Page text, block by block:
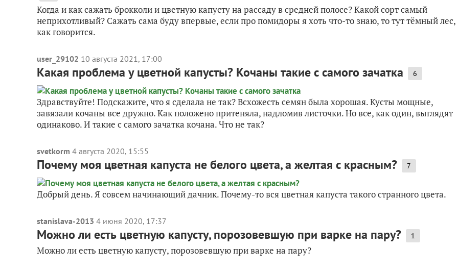
Когда и как сажать брокколи и цветную капусту на рассаду в средней полосе? Какой сорт самый
неприхотливый? Сажать сама буду впервые, если про помидоры я хоть что-то знаю, то тут тёмный лес,
как говорится.
user_29102 10 августа 2021, 17:00
Какая проблема у цветной капусты? Кочаны такие с самого зачатка 6
Здравствуйте! Подскажите, что я сделала не так? Всхожесть семян была хорошая. Кусты мощные,
завязали кочаны все дружно. Как положено притеняла, надломив листочки. Но все, как один, выглядят
одинаково. И такие с самого зачатка кочана. Что не так?
svetkorm 4 августа 2020, 15:55
Почему моя цветная капуста не белого цвета, а желтая с красным? 7
Добрый день. Я совсем начинающий дачник. Почему-то вся цветная капуста такого странного цвета.
stanislava-2013 4 июня 2020, 17:37
Можно ли есть цветную капусту, порозовевшую при варке на пару? 1
Можно ли есть цветную капусту, порозовевшую при варке на пару?